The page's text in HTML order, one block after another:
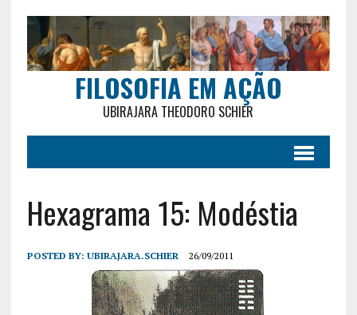
FILOSOFIA EM AÇÃO
UBIRAJARA THEODORO SCHIER
Hexagrama 15: Modéstia
POSTED BY: UBIRAJARA.SCHIER 26/09/2011